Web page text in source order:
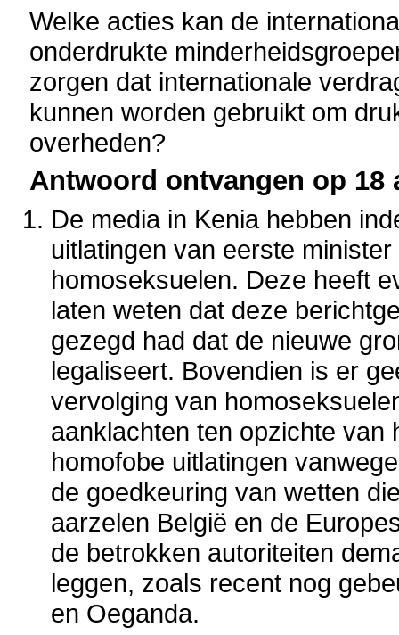
Welke acties kan de
onderdrukte
zorgen dat internationale
kunnen worden gebruikt om
overheden?
Antwoord ontvangen op 18
De media in Kenia hebben
uitlatingen van eerste
homoseksuelen. Deze heeft
laten weten dat deze
gezegd had dat de nieuwe
legaliseert. Bovendien is er
vervolging van
aanklachten ten opzichte van
homofobe uitlatingen
de goedkeuring van wetten
aarzelen België en de
de betrokken autoriteiten
leggen, zoals recent nog
en Oeganda.